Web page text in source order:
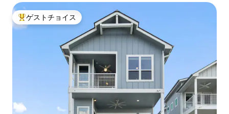
大好評のゲストチョイスです。
ゲストチョイス